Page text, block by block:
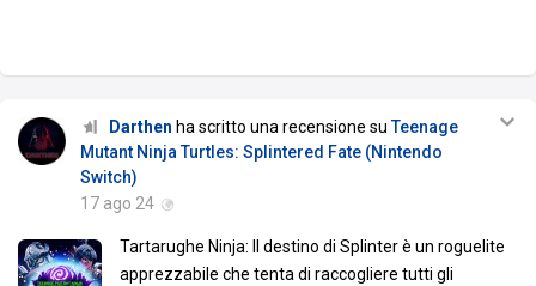
Darthen ha scritto una recensione suTeenage
Mutant Ninja Turtles: Splintered Fate (Nintendo
Switch)
17 ago 24
Tartarughe Ninja: Il destino di Splinter è un roguelite
apprezzabile che tenta di raccogliere tutti gli